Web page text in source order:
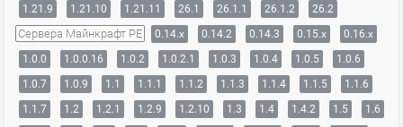
1.21.9
1.21.10 1.21.11 26.1 26.1.1 26.1.2 26.2
Сервера Майнкрафт PE 0.14.x 0.14.2 0.14.3 0.15.x
0.16.x
1.0.0
1.0.0.16 1.0.2 1.0.2.1 1.0.3 1.0.4 1.0.5
1.0.6
1.0.7
1.0.9 1.1 1.1.1 1.1.2 1.1.3 1.1.4 1.1.5
1.1.6
1.1.7
1.2 1.2.1 1.2.9 1.2.10 1.3 1.4 1.4.2 1.5
1.6